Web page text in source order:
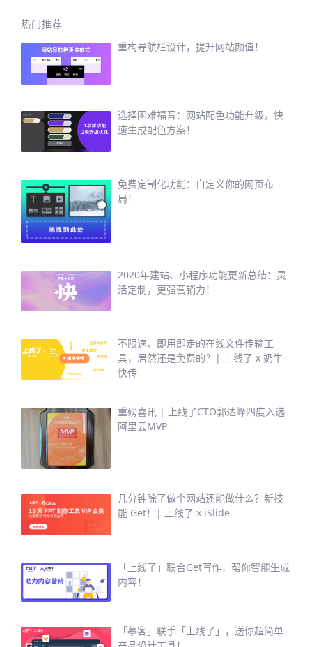
热门推荐
重构导航栏设计，提升网站颜值！
选择困难福音：网站配色功能升级，快
速生成配色方案！
免费定制化功能：自定义你的网页布
局！
2020年建站、小程序功能更新总结：灵
活定制，更强营销力！
不限速、即用即走的在线文件传输工
具，居然还是免费的？| 上线了 x 奶牛
快传
重磅喜讯 | 上线了CTO郭达峰四度入选
阿里云MVP
几分钟除了做个网站还能做什么？新技
能 Get！| 上线了 x iSlide
「上线了」联合Get写作，帮你智能生成
内容！
「摹客」联手「上线了」，送你超简单